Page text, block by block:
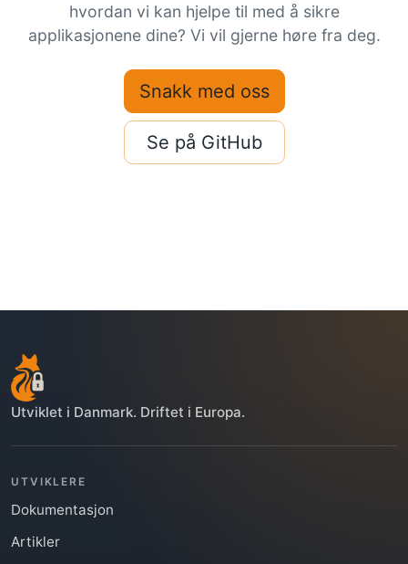
hvordan vi kan hjelpe til med å sikre
applikasjonene dine? Vi vil gjerne høre fra deg.
Snakk med oss
Se på GitHub
Utviklet i Danmark. Driftet i Europa.
UTVIKLERE
Dokumentasjon
Artikler